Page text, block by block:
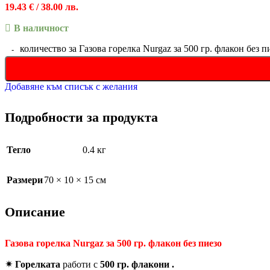
19.43 € / 38.00 лв.
В наличност
количество за Газова горелка Nurgaz за 500 гр. флакон без
Добавяне към списък с желания
Подробности за продукта
Тегло 0.4 кг
Размери70 × 10 × 15 см
Описание
Газова горелка Nurgaz за 500 гр. флакон без пиезо
✴ Горелката работи с 500 гр. флакони .